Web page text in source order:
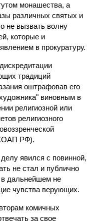
монашества, а
различных святых и
не вызвать волну
которые и
в прокуратуру.
традиций
оштрафовав его
виновным в
религиозной или
религиозного
КОАП РФ).
явился с повинной,
не стал и публично
дальнейшем не
чувства верующих.
комичных
за свое